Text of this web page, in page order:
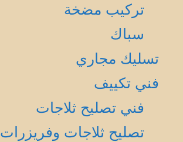
تركيب مضخة
سباك
تسليك مجاري
فني تكييف
فني تصليح ثلاجات
تصليح ثلاجات وفريزرات